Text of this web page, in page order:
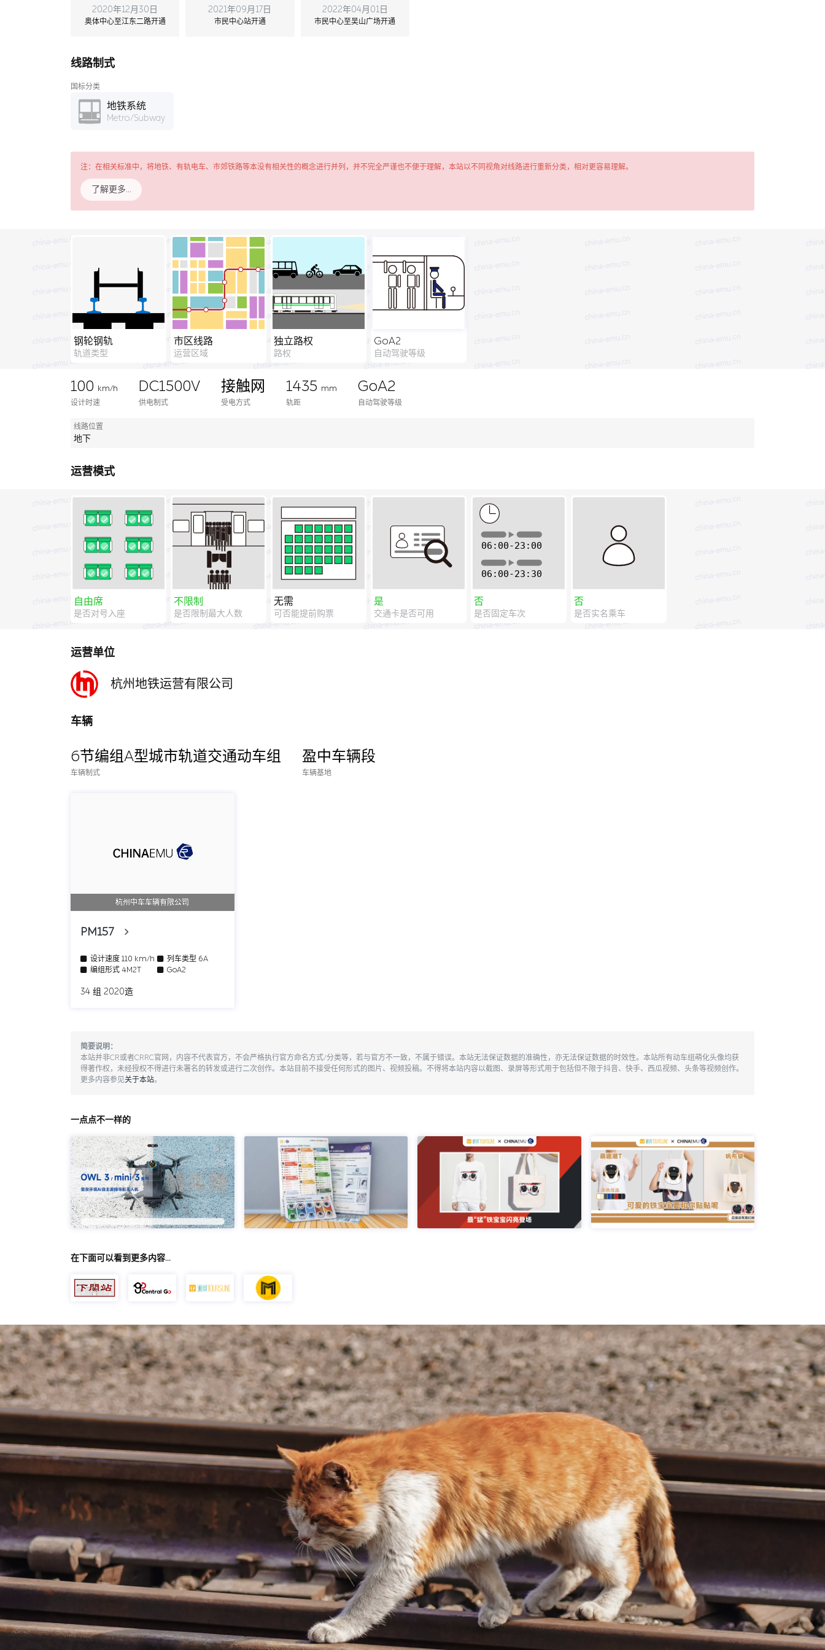
2020年12月30日
奥体中心至江东二路开通
2021年09月17日
市民中心站开通
2022年04月01日
市民中心至吴山广场开通
线路制式
国标分类
地铁系统
Metro/Subway
注：在相关标准中，将地铁、有轨电车、市郊铁路等本没有相关性的概念进行并列，并不完全严谨也不便于理解，本站以不同视角对线路进行重新分类，相对更容易理解。
了解更多…
钢轮钢轨
轨道类型
市区线路
运营区域
独立路权
路权
GoA2
自动驾驶等级
100 km/h
设计时速
DC1500V
供电制式
接触网
受电方式
1435 mm
轨距
GoA2
自动驾驶等级
线路位置
地下
运营模式
自由席
是否对号入座
不限制
是否限制最大人数
无需
可否能提前购票
是
交通卡是否可用
否
是否固定车次
否
是否实名乘车
运营单位
杭州地铁运营有限公司
车辆
6节编组A型城市轨道交通动车组
车辆制式
盈中车辆段
车辆基地
杭州中车车辆有限公司
PM157
设计速度 110 km/h 列车类型 6A
编组形式 4M2T GoA2
34 组 2020造
简要说明：
本站并非CR或者CRRC官网，内容不代表官方，不会严格执行官方命名方式/分类等，若与官方不一致，不属于错误。本站无法保证数据的准确性，亦无法保证数据的时效性。本站所有动车组萌化头像均获
得著作权，未经授权不得进行未署名的转发或进行二次创作。本站目前不接受任何形式的图片、视频投稿。不得将本站内容以截图、录屏等形式用于包括但不限于抖音、快手、西瓜视频、头条等视频创作。
更多内容参见关于本站。
一点点不一样的
在下面可以看到更多内容…